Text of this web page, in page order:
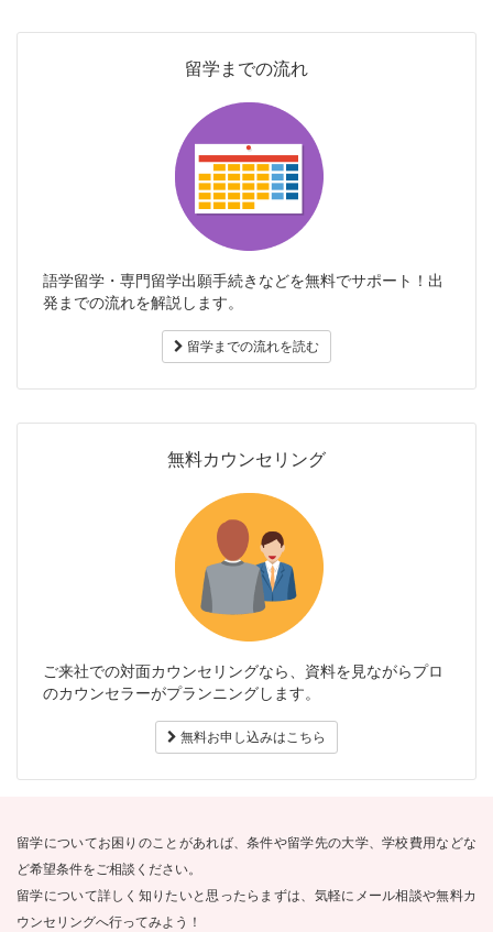
留学までの流れ
語学留学・専門留学出願手続きなどを無料でサポート！出
発までの流れを解説します。
留学までの流れを読む
無料カウンセリング
ご来社での対面カウンセリングなら、資料を見ながらプロ
のカウンセラーがプランニングします。
無料お申し込みはこちら
留学についてお困りのことがあれば、条件や留学先の大学、学校費用などな
ど希望条件をご相談ください。
留学について詳しく知りたいと思ったらまずは、気軽にメール相談や無料カ
ウンセリングへ行ってみよう！